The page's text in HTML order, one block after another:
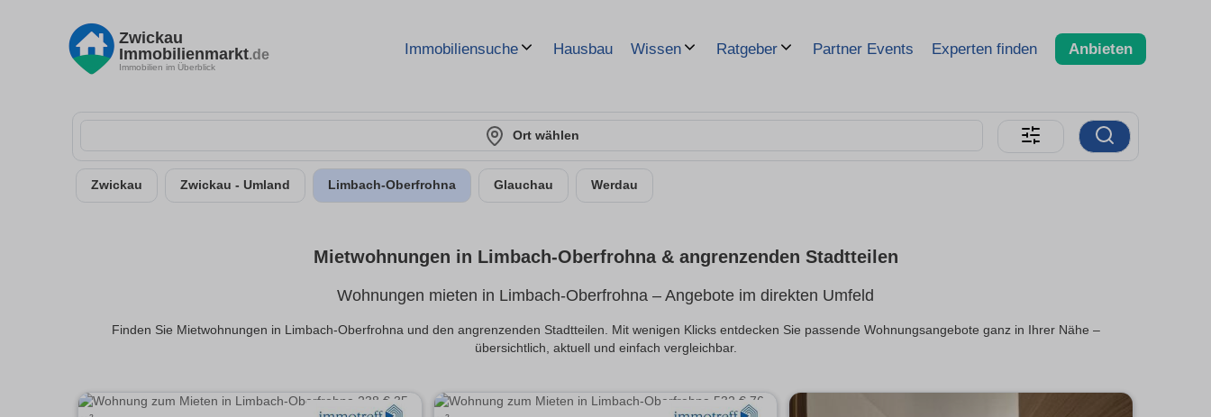
Zwickau
Immobilienmarkt.de
Immobilien im Überblick
Immobiliensuche Hausbau Wissen Ratgeber Partner Events Experten finden Anbieten
Ort wählen
Zwickau Zwickau - Umland Limbach-Oberfrohna Glauchau Werdau
Mietwohnungen in Limbach-Oberfrohna & angrenzenden Stadtteilen
Wohnungen mieten in Limbach-Oberfrohna – Angebote im direkten Umfeld
Finden Sie Mietwohnungen in Limbach-Oberfrohna und den angrenzenden Stadtteilen. Mit wenigen Klicks entdecken Sie passende Wohnungsangebote ganz in Ihrer Nähe –
übersichtlich, aktuell und einfach vergleichbar.